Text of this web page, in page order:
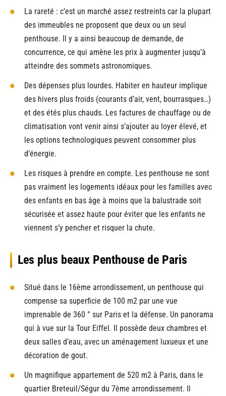
La rareté : c’est un marché assez restreints car la plupart
des immeubles ne proposent que deux ou un seul
penthouse. Il y a ainsi beaucoup de demande, de
concurrence, ce qui amène les prix à augmenter jusqu’à
atteindre des sommets astronomiques.
Des dépenses plus lourdes. Habiter en hauteur implique
des hivers plus froids (courants d’air, vent, bourrasques…)
et des étés plus chauds. Les factures de chauffage ou de
climatisation vont venir ainsi s’ajouter au loyer élevé, et
les options technologiques peuvent consommer plus
d’énergie.
Les risques à prendre en compte. Les penthouse ne sont
pas vraiment les logements idéaux pour les familles avec
des enfants en bas âge à moins que la balustrade soit
sécurisée et assez haute pour éviter que les enfants ne
viennent s’y pencher et risquer la chute.
Les plus beaux Penthouse de Paris
Situé dans le 16ème arrondissement, un penthouse qui
compense sa superficie de 100 m2 par une vue
imprenable de 360 ° sur Paris et la défense. Un panorama
qui à vue sur la Tour Eiffel. Il possède deux chambres et
deux salles d’eau, avec un aménagement luxueux et une
décoration de gout.
Un magnifique appartement de 520 m2 à Paris, dans le
quartier Breteuil/Ségur du 7ème arrondissement. Il